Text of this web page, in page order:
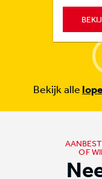
Bekijk alle
OF